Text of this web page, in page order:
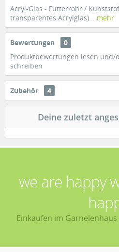
Acryl-Glas - Futterrohr /
transparentes Acrylglas)... mehr
Bewertungen
0
Produktbewertungen lesen und/
schreiben
Zubehör 4
Deine zuletzt
we are happy
Einkaufen im